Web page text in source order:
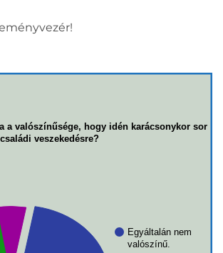
a valószínűsége, hogy idén karácsonykor sor
veszekedésre?
Egyáltalán nem
valószínű.